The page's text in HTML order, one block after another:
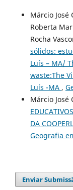
Márcio José
Roberta
Rocha
sólidos:
Luís – MA/
waste:The
Luís -MA ,
Márcio José
DA
Geografia
Enviar